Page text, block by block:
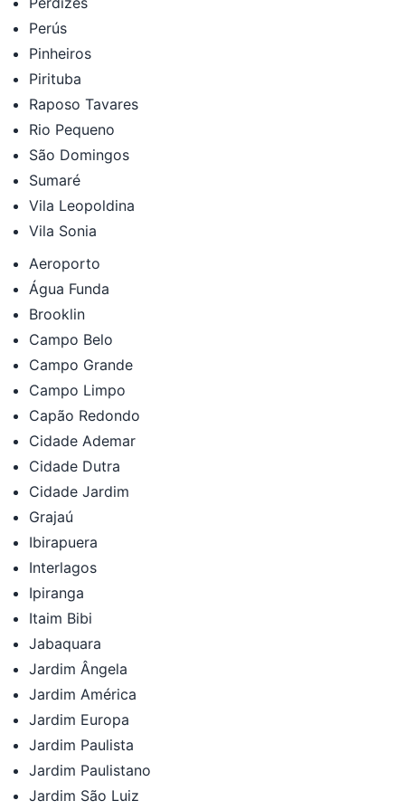
Perús
Pinheiros
Pirituba
Raposo Tavares
Rio Pequeno
São Domingos
Sumaré
Vila Leopoldina
Vila Sonia
Aeroporto
Água Funda
Brooklin
Campo Belo
Campo Grande
Campo Limpo
Capão Redondo
Cidade Ademar
Cidade Dutra
Cidade Jardim
Grajaú
Ibirapuera
Interlagos
Ipiranga
Itaim Bibi
Jabaquara
Jardim Ângela
Jardim América
Jardim Europa
Jardim Paulista
Jardim Paulistano
Jardim São Luiz